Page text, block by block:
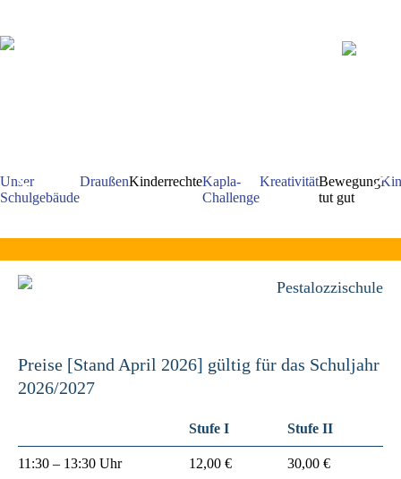
Navigation
Unser
Schulgebäude
DraußenKinderrechteKapla-
Challenge
KreativitätBewegung
tut gut
Pestalozzischule
Preise [Stand April 2026] gültig für das Schuljahr
2026/2027
Stufe I Stufe II
11:30 – 13:30 Uhr 12,00 € 30,00 €